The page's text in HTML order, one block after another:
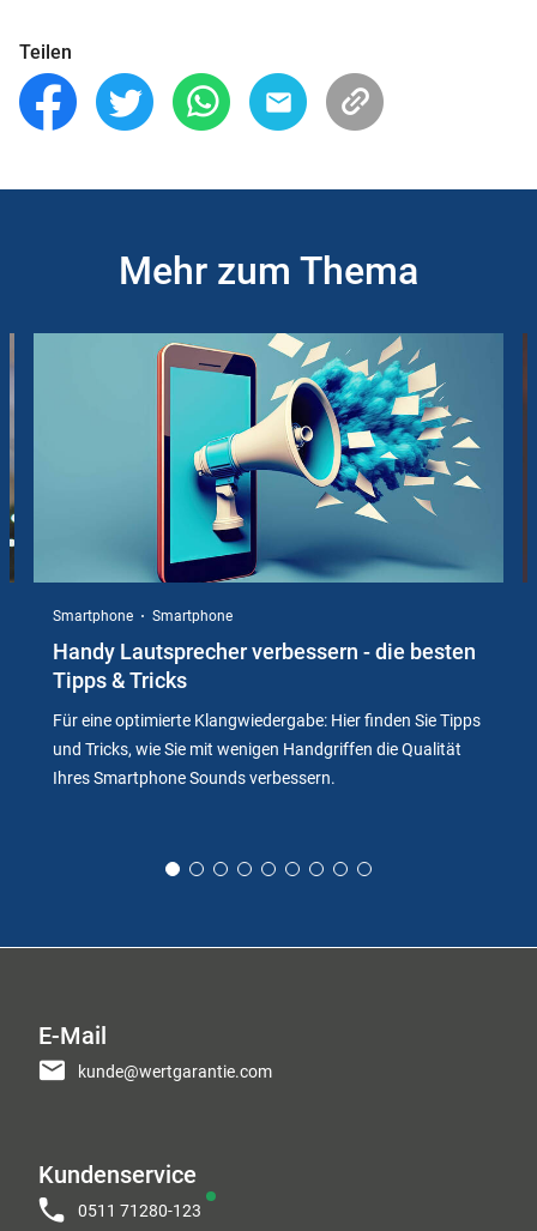
Teilen
Mehr zum Thema
Smartphone Smartphone
Handy Lautsprecher verbessern - die besten
Tipps & Tricks
Für eine optimierte Klangwiedergabe: Hier finden Sie Tipps
und Tricks, wie Sie mit wenigen Handgriffen die Qualität
Ihres Smartphone Sounds verbessern.
E-Mail
kunde@wertgarantie.com
Kundenservice
0511 71280-123